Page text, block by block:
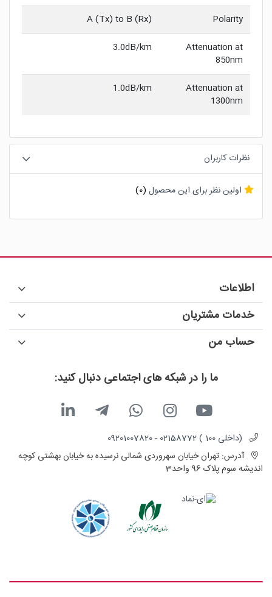
Polarity
A (Tx) to B (Rx)
Attenuation at
850nm
3.0dB/km
Attenuation at
1300nm
1.0dB/km
نظرات کاربران
اولین نظر برای این محصول (0)
ما را در شبکه های اجتماعی دنبال کنید:
(داخلی 100 ) 02158772 - 09201007820
آدرس: تهران خیابان سهروردی شمالی نرسیده به خیابان بهشتی کوچه
اندیشه سوم پلاک 96 واحد3
اطلاعات
خدمات مشتریان
حساب من